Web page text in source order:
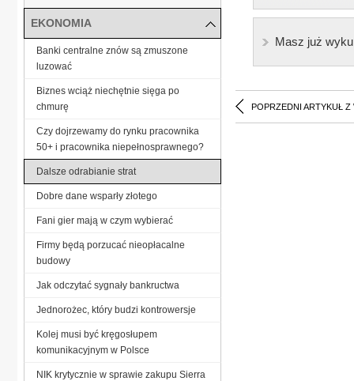
Masz już
POPRZEDNI ARTYKUŁ Z
EKONOMIA
Banki centralne znów są zmuszone
luzować
Biznes wciąż niechętnie sięga po
chmurę
Czy dojrzewamy do rynku pracownika
50+ i pracownika niepełnosprawnego?
Dalsze odrabianie strat
Dobre dane wsparły złotego
Fani gier mają w czym wybierać
Firmy będą porzucać nieopłacalne
budowy
Jak odczytać sygnały bankructwa
Jednorożec, który budzi kontrowersje
Kolej musi być kręgosłupem
komunikacyjnym w Polsce
NIK krytycznie w sprawie zakupu Sierra